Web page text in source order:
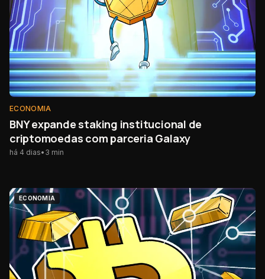
ECONOMIA
BNY expande staking institucional de
criptomoedas com parceria Galaxy
há 4 dias• 3 min
ECONOMIA